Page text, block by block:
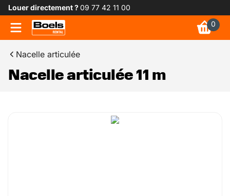
Louer directement ?09 77 42 11 00
0
Nacelle articulée
Nacelle articulée 11 m